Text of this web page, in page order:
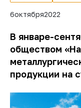
6октября2022
В январе-
обществом
продукции на